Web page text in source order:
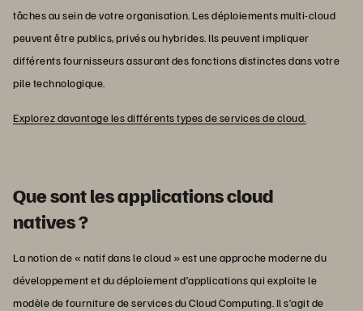
tâches au sein de votre organisation. Les déploiements multi-cloud
peuvent être publics, privés ou hybrides. Ils peuvent impliquer
différents fournisseurs assurant des fonctions distinctes dans votre
pile technologique.
Explorez davantage les différents types de services de cloud.
Que sont les applications cloud
natives ?
La notion de « natif dans le cloud » est une approche moderne du
développement et du déploiement d’applications qui exploite le
modèle de fourniture de services du Cloud Computing. Il s’agit de